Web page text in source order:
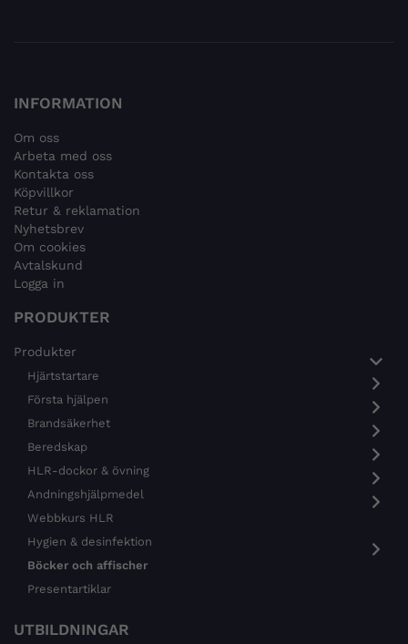
INFORMATION
Om oss
Arbeta med oss
Kontakta oss
Köpvillkor
Retur & reklamation
Nyhetsbrev
Om cookies
Avtalskund
Logga in
PRODUKTER
Produkter
Hjärtstartare
Första hjälpen
Brandsäkerhet
Beredskap
HLR-dockor & övning
Andningshjälpmedel
Webbkurs HLR
Hygien & desinfektion
Böcker och affischer
Presentartiklar
UTBILDNINGAR